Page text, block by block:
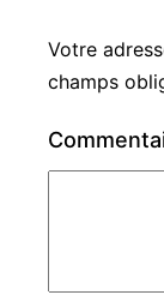
Votre
champs